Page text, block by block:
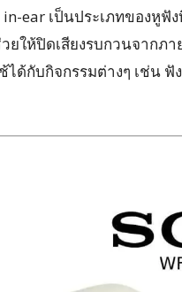
in-ear เป็นประเภทของหู
ยให้ปิดเสียงรบกวนจากภ
ได้กับกิจกรรมต่างๆ เช่น ฟั